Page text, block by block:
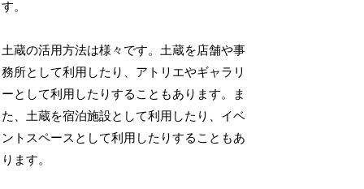
す。
土蔵の活用方法は様々です。土蔵を店舗や事
務所として利用したり、アトリエやギャラリ
ーとして利用したりすることもあります。ま
た、土蔵を宿泊施設として利用したり、イベ
ントスペースとして利用したりすることもあ
ります。